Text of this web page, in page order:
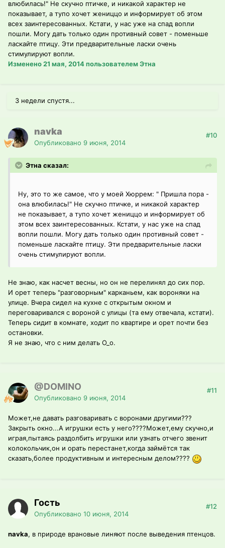
влюбилась!" Не скучно птичке, и никакой характер не
показывает, а тупо хочет жениццо и информирует об этом
всех заинтересованных. Кстати, у нас уже на спад вопли
пошли. Могу дать только один противный совет - поменьше
ласкайте птицу. Эти предварительные ласки очень
стимулируют вопли.
Изменено21 мая, 2014пользователем Этна
3 недели спустя...
navka
Опубликовано 9 июня, 2014
#10
Этна сказал:
Ну, это то же самое, что у моей Хюррем: " Пришла пора -
она влюбилась!" Не скучно птичке, и никакой характер
не показывает, а тупо хочет жениццо и информирует об
этом всех заинтересованных. Кстати, у нас уже на спад
вопли пошли. Могу дать только один противный совет -
поменьше ласкайте птицу. Эти предварительные ласки
очень стимулируют вопли.
Не знаю, как насчет весны, но он не перелинял до сих пор.
И орет теперь "разговорным" карканьем, как вороняки на
улице. Вчера сидел на кухне с открытым окном и
переговаривался с вороной с улицы (та ему отвечала, кстати).
Теперь сидит в комнате, ходит по квартире и орет почти без
остановки.
Я не знаю, что с ним делать О_о.
@DOMINO
Опубликовано 9 июня, 2014
#11
Может,не давать разговаривать с воронами другими???
Закрыть окно...А игрушки есть у него????Может,ему скучно,и
играя,пытаясь раздолбить игрушки или узнать отчего звенит
колокольчик,он и орать перестанет,когда займётся так
сказать,более продуктивным и интересным делом????
Гость
Опубликовано 10 июня, 2014
#12
navka, в природе врановые линяют после выведения птенцов.